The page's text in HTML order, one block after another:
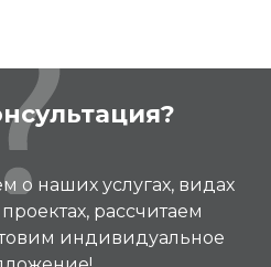
о наших услугах, видах
рассчитаем
индивидуальное